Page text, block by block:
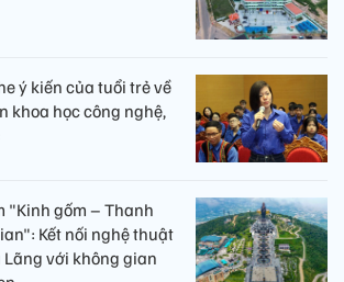
ý kiến của tuổi trẻ về
khoa học công nghệ,
"Kinh gốm – Thanh
Kết nối nghệ thuật
Lãng với không gian